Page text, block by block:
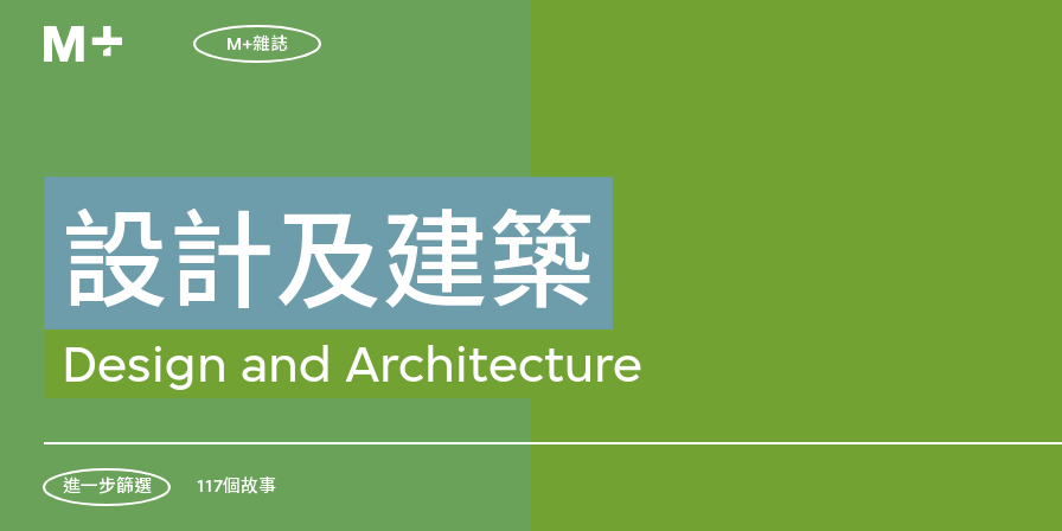
M+雜誌
設計及建築
Design and Architecture
進一步篩選 117個故事